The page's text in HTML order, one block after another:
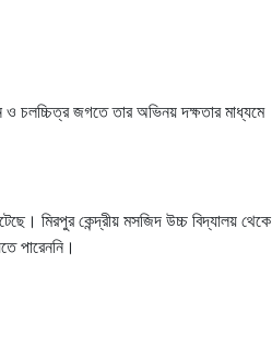
চলচ্চিত্র জগতে তার অভিনয় দক্ষতার মাধ্যমে
মিরপুর কেন্দ্রীয় মসজিদ উচ্চ বিদ্যালয় থেকে
পারেননি।